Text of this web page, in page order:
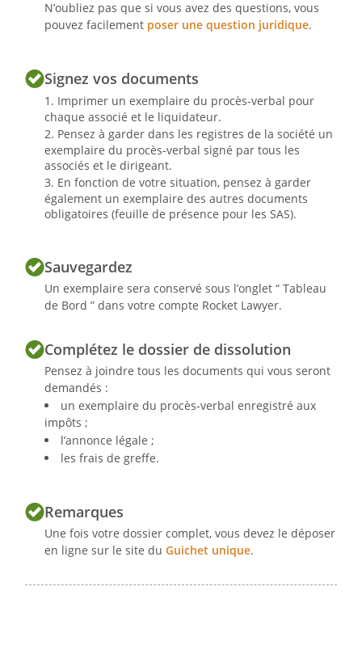
- nomination du liquidateur ;
- pouvoir pour les formalités.
Vous trouverez ci-joint :
- le texte des résolutions proposées ;
Nous vous prions d'agréer l'expression
N’oubliez pas que si vous avez des questions, vous
pouvez facilement poser une question juridique.
Signez vos documents
Imprimer un exemplaire du procès-verbal pour
chaque associé et le liquidateur.
Pensez à garder dans les registres de la société un
exemplaire du procès-verbal signé par tous les
associés et le dirigeant.
En fonction de votre situation, pensez à garder
également un exemplaire des autres documents
obligatoires (feuille de présence pour les SAS).
Sauvegardez
Un exemplaire sera conservé sous l’onglet “ Tableau
de Bord ” dans votre compte Rocket Lawyer.
Complétez le dossier de dissolution
Pensez à joindre tous les documents qui vous seront
demandés :
un exemplaire du procès-verbal enregistré aux
impôts ;
l’annonce légale ;
les frais de greffe.
Remarques
Une fois votre dossier complet, vous devez le déposer
en ligne sur le site du Guichet unique.